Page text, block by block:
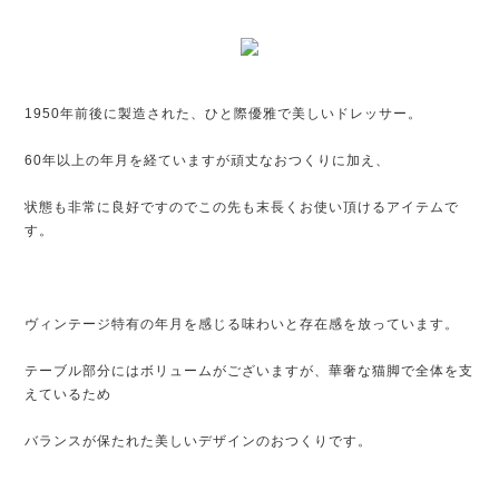
1950年前後に製造された、ひと際優雅で美しいドレッサー。
60年以上の年月を経ていますが頑丈なおつくりに加え、
状態も非常に良好ですのでこの先も末長くお使い頂けるアイテムで
す。
ヴィンテージ特有の年月を感じる味わいと存在感を放っています。
テーブル部分にはボリュームがございますが、華奢な猫脚で全体を支
えているため
バランスが保たれた美しいデザインのおつくりです。